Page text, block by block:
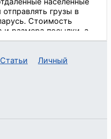
Статьи
Личный